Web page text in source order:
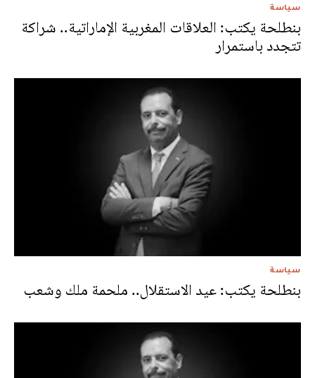
سياسة
بنطلحة يكتب: العلاقات المغربية الإماراتية.. شراكة
تتجدد باستمرار
سياسة
بنطلحة يكتب: عيد الاستقلال.. ملحمة ملك وشعب